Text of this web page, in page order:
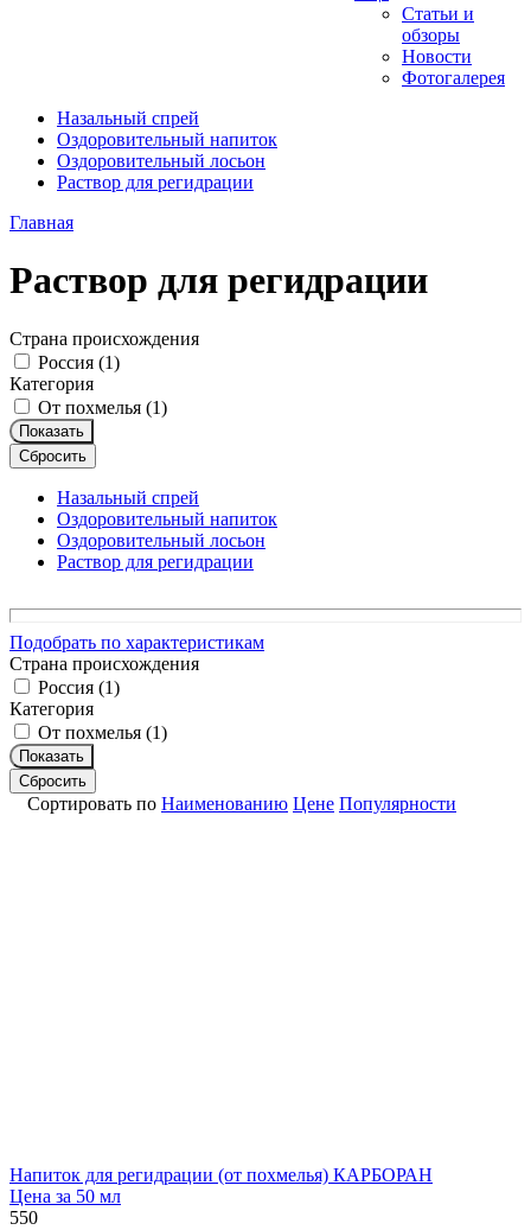
Cтатьи и
обзоры
Новости
Фотогалерея
Назальный спрей
Оздоровительный напиток
Оздоровительный лосьон
Раствор для регидрации
Главная
Раствор для регидрации
Страна происхождения
Россия (1)
Категория
От похмелья (1)
Показать
Сбросить
Назальный спрей
Оздоровительный напиток
Оздоровительный лосьон
Раствор для регидрации
Подобрать по характеристикам
Страна происхождения
Россия (1)
Категория
От похмелья (1)
Показать
Сбросить
Сортировать по Наименованию Цене Популярности
Напиток для регидрации (от похмелья) КАРБОРАН
Цена за 50 мл
550